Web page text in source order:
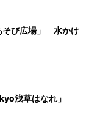
そび広場」 水かけ
浅草はなれ」